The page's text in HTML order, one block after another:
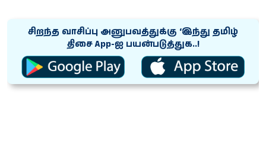
சிறந்த வாசிப்பு அனுபவத்துக்கு ‘இந்து தமிழ்
திசை App-ஐ பயன்படுத்துக..!